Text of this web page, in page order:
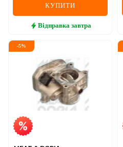
КУПИТИ
Відправка завтра
-5%